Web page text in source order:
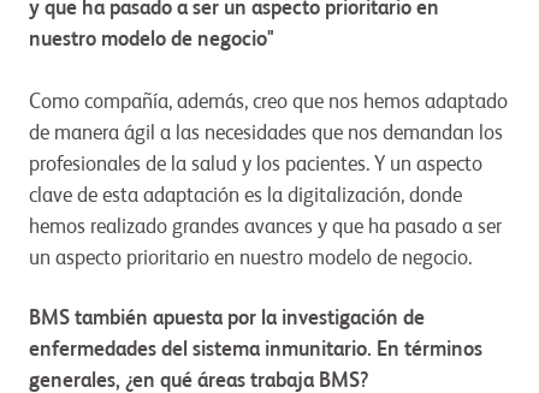
y que ha pasado a ser un aspecto prioritario en
nuestro modelo de negocio"
Como compañía, además, creo que nos hemos adaptado
de manera ágil a las necesidades que nos demandan los
profesionales de la salud y los pacientes. Y un aspecto
clave de esta adaptación es la digitalización, donde
hemos realizado grandes avances y que ha pasado a ser
un aspecto prioritario en nuestro modelo de negocio.
BMS también apuesta por la investigación de
enfermedades del sistema inmunitario. En términos
generales, ¿en qué áreas trabaja BMS?